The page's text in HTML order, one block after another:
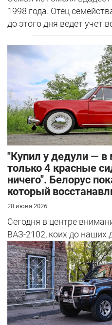
1998 года. Отец
до этого дня ведет учет
"Купил у дедули —
только 4 красные
ничего". Белорус
который
28 июня 2026
Сегодня в центре
ВАЗ-2102, коих до наших